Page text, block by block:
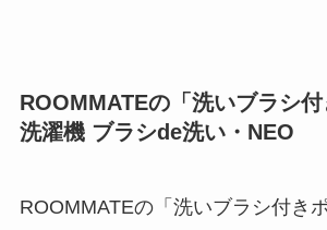
ROOMMATEの「洗いブラシ
洗濯機 ブラシde洗い・NEO
ROOMMATEの「洗いブラシ付き